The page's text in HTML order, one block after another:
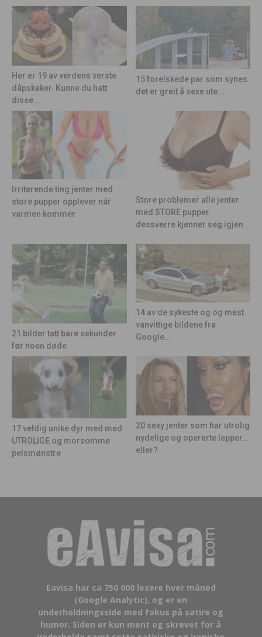
Her er 19 av verdens verste
dåpskaker. Kunne du hatt
disse...
15 forelskede par som synes
det er greit å sexe ute...
Irriterende ting jenter med
store pupper opplever når
varmen kommer
Store problemer alle jenter
med STORE pupper
dessverre kjenner seg igjen...
21 bilder tatt bare sekunder
før noen døde
14 av de sykeste og og mest
vanvittige bildene fra
Google...
17 veldig unike dyr med med
UTROLIGE og morsomme
pelsmønstre
20 sexy jenter som har utrolig
nydelige og opererte lepper…
eller?
Eavisa har ca 750 000 lesere hver måned
(Google Analytic), og er en
underholdningsside med fokus på satire og
humor. Siden er kun ment og skrevet for å